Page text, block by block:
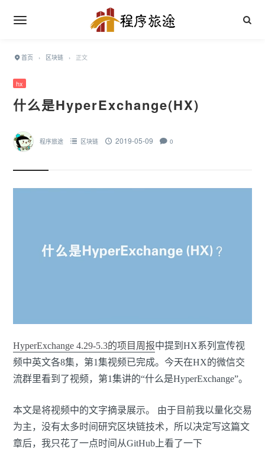
首页 › 区块链 › 正文
hx
什么是HyperExchange(HX)
程序旅途 区块链 2019-05-09 0
HyperExchange 4.29-5.3的项目周报中提到HX系列宣传视
频中英文各8集，第1集视频已完成。今天在HX的微信交
流群里看到了视频，第1集讲的“什么是HyperExchange”。
本文是将视频中的文字摘录展示。 由于目前我以量化交易
为主，没有太多时间研究区块链技术，所以决定写这篇文
章后，我只花了一点时间从GitHub上看了一下